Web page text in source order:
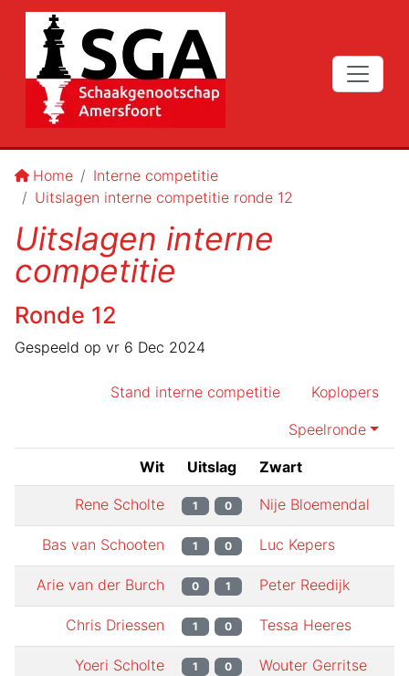
Home
Interne competitie
Uitslagen interne competitie ronde 12
Uitslagen interne
competitie
Ronde 12
Gespeeld op vr 6 Dec 2024
Stand interne competitie Koplopers
Speelronde
Wit Uitslag Zwart
Rene Scholte 1 0 Nije Bloemendal
Bas van Schooten 1 0 Luc Kepers
Arie van der Burch 0 1 Peter Reedijk
Chris Driessen 1 0 Tessa Heeres
Yoeri Scholte 1 0 Wouter Gerritse